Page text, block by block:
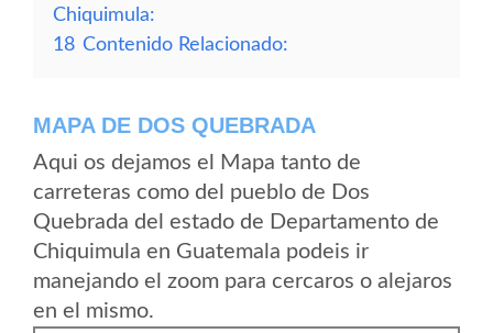
Chiquimula:
18 Contenido Relacionado:
MAPA DE DOS QUEBRADA
Aqui os dejamos el Mapa tanto de
carreteras como del pueblo de Dos
Quebrada del estado de Departamento de
Chiquimula en Guatemala podeis ir
manejando el zoom para cercaros o alejaros
en el mismo.